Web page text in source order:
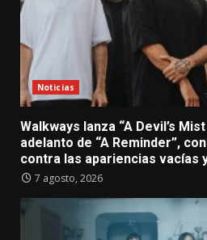
Noticias
Walkways lanza “A Devil’s
adelanto de “A Reminder”,
contra las apariencias vacías
7 agosto, 2026